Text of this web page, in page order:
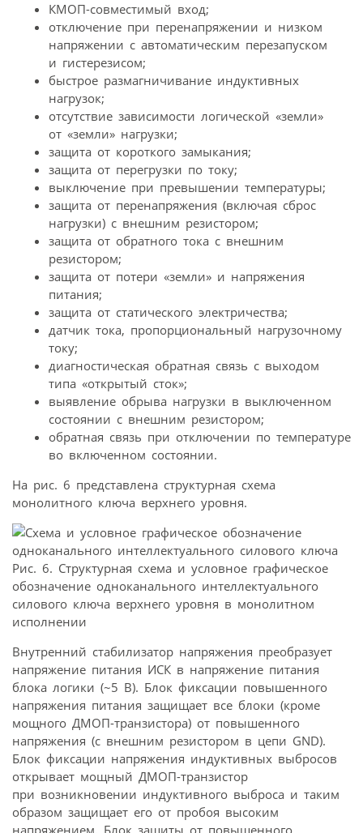
КМОП-совместимый вход;
отключение при перенапряжении и низком
напряжении с автоматическим перезапуском
и гистерезисом;
быстрое размагничивание индуктивных
нагрузок;
отсутствие зависимости логической «земли»
от «земли» нагрузки;
защита от короткого замыкания;
защита от перегрузки по току;
выключение при превышении температуры;
защита от перенапряжения (включая сброс
нагрузки) с внешним резистором;
защита от обратного тока с внешним
резистором;
защита от потери «земли» и напряжения
питания;
защита от статического электричества;
датчик тока, пропорциональный нагрузочному
току;
диагностическая обратная связь с выходом
типа «открытый сток»;
выявление обрыва нагрузки в выключенном
состоянии с внешним резистором;
обратная связь при отключении по температуре
во включенном состоянии.
На рис. 6 представлена структурная схема
монолитного ключа верхнего уровня.
Рис. 6. Структурная схема и условное графическое
обозначение одноканального интеллектуального
силового ключа верхнего уровня в монолитном
исполнении
Внутренний стабилизатор напряжения преобразует
напряжение питания ИСК в напряжение питания
блока логики (~5 В). Блок фиксации повышенного
напряжения питания защищает все блоки (кроме
мощного ДМОП-транзистора) от повышенного
напряжения (с внешним резистором в цепи GND).
Блок фиксации напряжения индуктивных выбросов
открывает мощный ДМОП-транзистор
при возникновении индуктивного выброса и таким
образом защищает его от пробоя высоким